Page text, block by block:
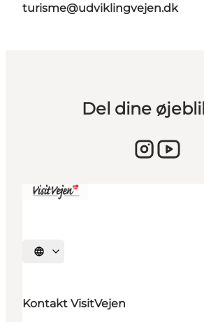
turisme@udviklingvejen.dk
Del dine
Vælg sprog
Kontakt VisitVejen